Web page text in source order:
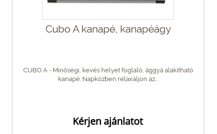
Cubo A kanapé, kanapéágy
CUBO A - Minőségi, kevés helyet foglaló, ággyá alakítható
kanapé. Napközben relaxáljon az...
Kérjen ajánlatot